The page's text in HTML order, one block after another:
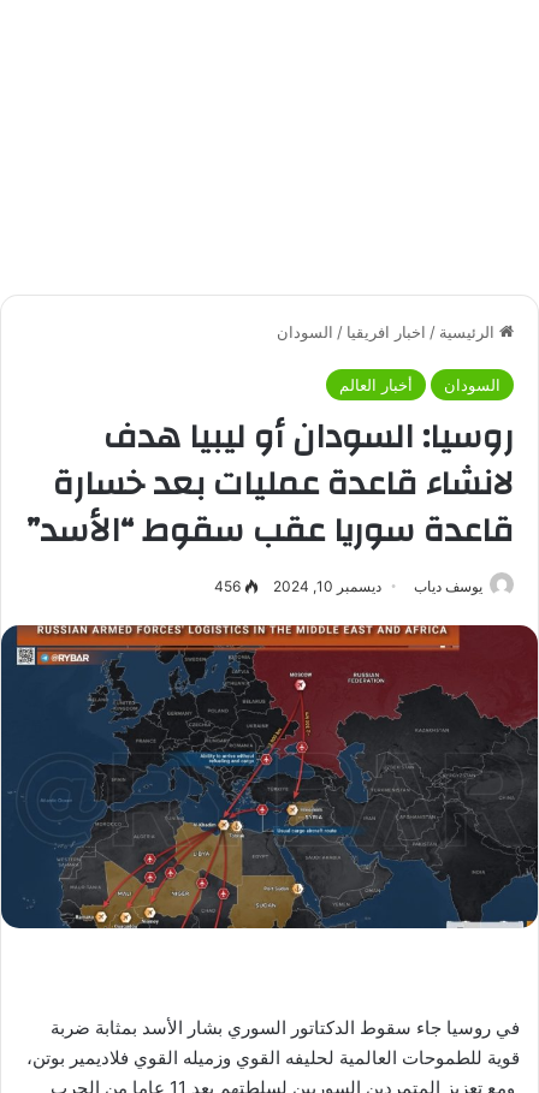
الرئيسية / اخبار افريقيا / السودان
السودان أخبار العالم
روسيا: السودان أو ليبيا هدف
لانشاء قاعدة عمليات بعد خسارة
قاعدة سوريا عقب سقوط “الأسد”
يوسف دياب ديسمبر 10, 2024 456
في روسيا جاء سقوط الدكتاتور السوري بشار الأسد بمثابة ضربة
قوية للطموحات العالمية لحليفه القوي وزميله القوي فلاديمير بوتن،
ومع تعزيز المتمردين السوريين لسلطتهم بعد 11 عاما من الحرب